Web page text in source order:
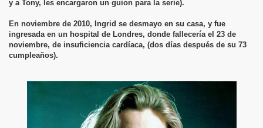
y a Tony, les encargaron un guion para la serie).
En noviembre de 2010, Ingrid se desmayo en su casa, y fue
ingresada en un hospital de Londres, donde fallecería el 23 de
noviembre, de insuficiencia cardíaca, (dos días después de su 73
cumpleaños).